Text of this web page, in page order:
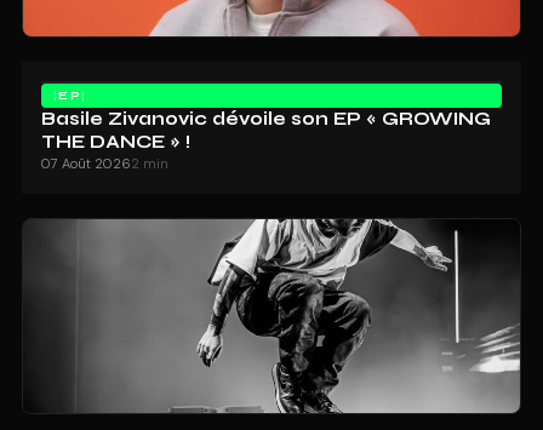
EP
Basile Zivanovic dévoile son EP « GROWING
THE DANCE » !
07 Août 20262 min